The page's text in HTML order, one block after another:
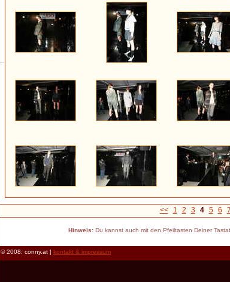
<< 1 2 3 4 5 6 7
Hinweis:Du kannst auch mit den Pfeiltasten Deiner
© 2008: conny.at | kontakt & impressum